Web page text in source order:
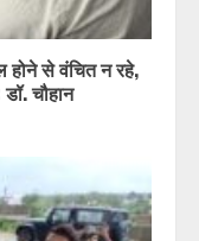
होने से वंचित न रहे,
चौहान